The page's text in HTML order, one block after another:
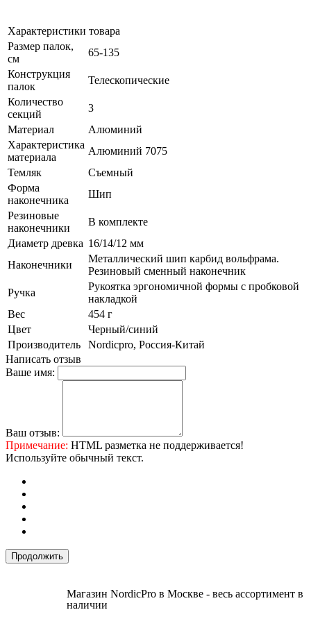
Характеристики товара
Размер палок,
см
65-135
Конструкция
палок
Телескопические
Количество
секций
3
Материал
Алюминий
Характеристика
материала
Алюминий 7075
Темляк
Съемный
Форма
наконечника
Шип
Резиновые
наконечники
В комплекте
Диаметр древка 16/14/12 мм
Наконечники
Металлический шип карбид вольфрама.
Резиновый сменный наконечник
Ручка
Рукоятка эргономичной формы с пробковой
накладкой
Вес
454 г
Цвет
Черный/синий
Производитель
Nordicpro, Россия-Китай
Написать отзыв
Ваше имя:
Ваш отзыв:
Примечание: HTML разметка не поддерживается!
Используйте обычный текст.
Продолжить
Магазин NordicPro в Москве - весь ассортимент в
наличии